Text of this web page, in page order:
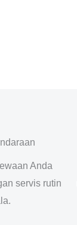
Anda
servis rutin